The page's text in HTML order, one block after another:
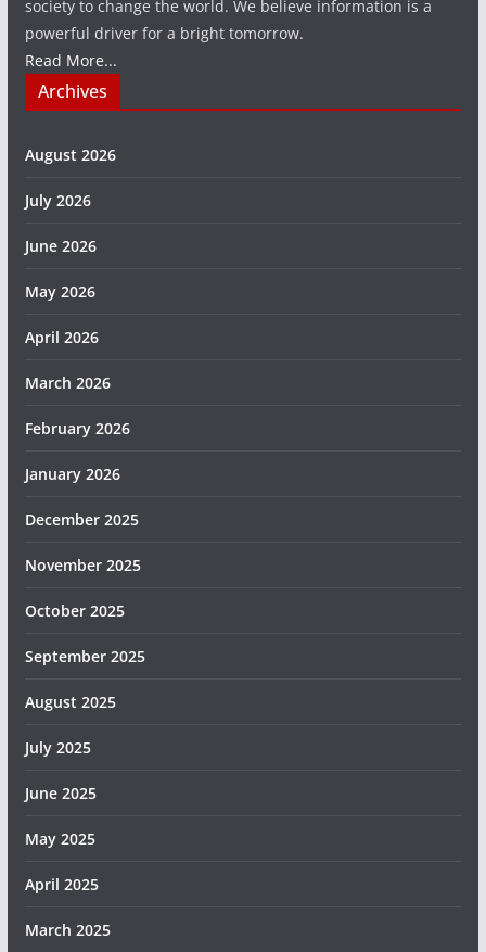
society to change the world. We believe information is a
powerful driver for a bright tomorrow.
Read More...
Archives
August 2026
July 2026
June 2026
May 2026
April 2026
March 2026
February 2026
January 2026
December 2025
November 2025
October 2025
September 2025
August 2025
July 2025
June 2025
May 2025
April 2025
March 2025